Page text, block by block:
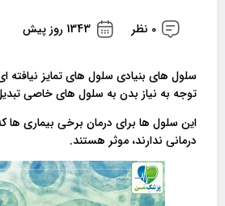
0 نظر 1343 روز پیش
سلول های بنیادی سلول های تمایز نیافته
توجه به نیاز بدن به سلول های خاصی
این سلول ها برای درمان برخی بیماری
درمانی ندارند، موثر هستند.